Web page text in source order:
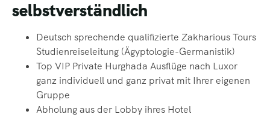
selbstverständlich
Deutsch sprechende qualifizierte Zakharious Tours
Studienreiseleitung (Ägyptologie-Germanistik)
Top VIP Private Hurghada Ausflüge nach Luxor
ganz individuell und ganz privat mit Ihrer eigenen
Gruppe
Abholung aus der Lobby ihres Hotel